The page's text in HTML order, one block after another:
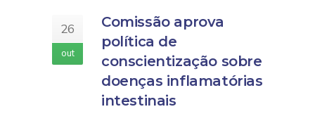
26
out
Comissão aprova
política de
conscientização sobre
doenças inflamatórias
intestinais